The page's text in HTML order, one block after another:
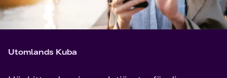
Utomlands Kuba